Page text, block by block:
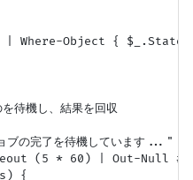
Where-Object {
待機し、結果を回収
の完了を待機しています..."
(5 * 60) | Out-Null #
{